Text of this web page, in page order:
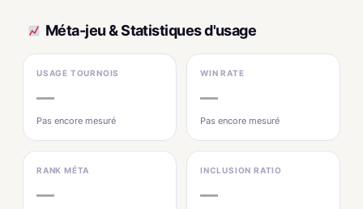
Méta-jeu & Statistiques d'usage
USAGE TOURNOIS
—
Pas encore mesuré
WIN RATE
—
Pas encore mesuré
RANK MÉTA
—
INCLUSION RATIO
—